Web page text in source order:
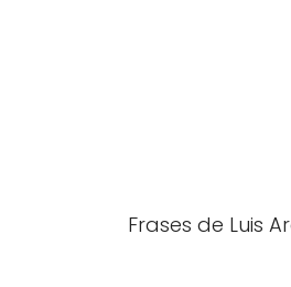
Frases de Luis